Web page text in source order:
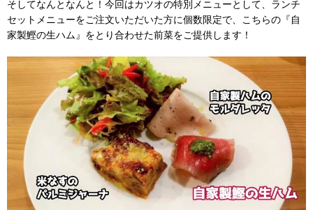
そしてなんとなんと！今回はカツオの特別メニューとして、ランチ
セットメニューをご注文いただいた方に個数限定で、こちらの『自
家製鰹の生ハム』をとり合わせた前菜をご提供します！